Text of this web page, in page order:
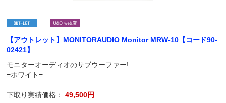
【アウトレット】MONITORAUDIO Monitor MRW-10【コード90-
02421】
モニターオーディオのサブウーファー!
=ホワイト=
下取り実績価格：49,500円